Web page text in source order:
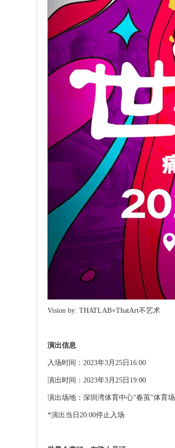
Vision by: THATLAB×ThatArt不艺术
演出信息
入场时间：2023年3月25日16:00
演出时间：2023年3月25日19:00
演出场地：深圳湾体育中心“春茧”体育场
*演出当日20:00停止入场